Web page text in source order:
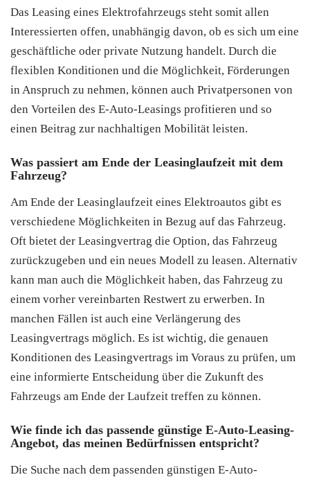
Das Leasing eines Elektrofahrzeugs steht somit allen
Interessierten offen, unabhängig davon, ob es sich um eine
geschäftliche oder private Nutzung handelt. Durch die
flexiblen Konditionen und die Möglichkeit, Förderungen
in Anspruch zu nehmen, können auch Privatpersonen von
den Vorteilen des E-Auto-Leasings profitieren und so
einen Beitrag zur nachhaltigen Mobilität leisten.
Was passiert am Ende der Leasinglaufzeit mit dem
Fahrzeug?
Am Ende der Leasinglaufzeit eines Elektroautos gibt es
verschiedene Möglichkeiten in Bezug auf das Fahrzeug.
Oft bietet der Leasingvertrag die Option, das Fahrzeug
zurückzugeben und ein neues Modell zu leasen. Alternativ
kann man auch die Möglichkeit haben, das Fahrzeug zu
einem vorher vereinbarten Restwert zu erwerben. In
manchen Fällen ist auch eine Verlängerung des
Leasingvertrags möglich. Es ist wichtig, die genauen
Konditionen des Leasingvertrags im Voraus zu prüfen, um
eine informierte Entscheidung über die Zukunft des
Fahrzeugs am Ende der Laufzeit treffen zu können.
Wie finde ich das passende günstige E-Auto-Leasing-
Angebot, das meinen Bedürfnissen entspricht?
Die Suche nach dem passenden günstigen E-Auto-